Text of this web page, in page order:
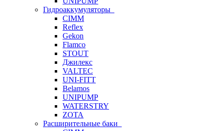
Гидроаккумуляторы
CIMM
Reflex
Gekon
Flamco
STOUT
Джилекс
VALTEC
UNI-FITT
Belamos
UNIPUMP
WATERSTRY
ZOTA
Расширительные баки